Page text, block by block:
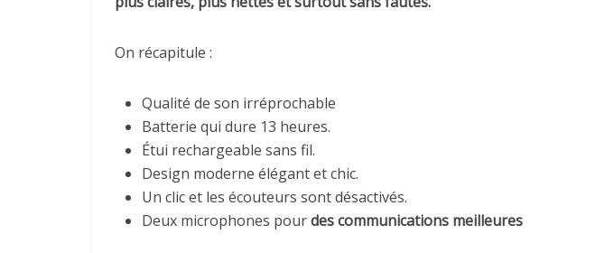
On récapitule :
Qualité de son irréprochable
Batterie qui dure 13 heures.
Étui rechargeable sans fil.
Design moderne élégant et chic.
Un clic et les écouteurs sont désactivés.
Deux microphones pourdes communications meilleures